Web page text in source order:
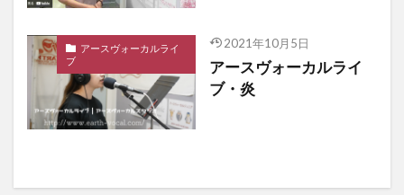
アースヴォーカルライ
ブ
2021年10月5日
アースヴォーカルライ
ブ・炎